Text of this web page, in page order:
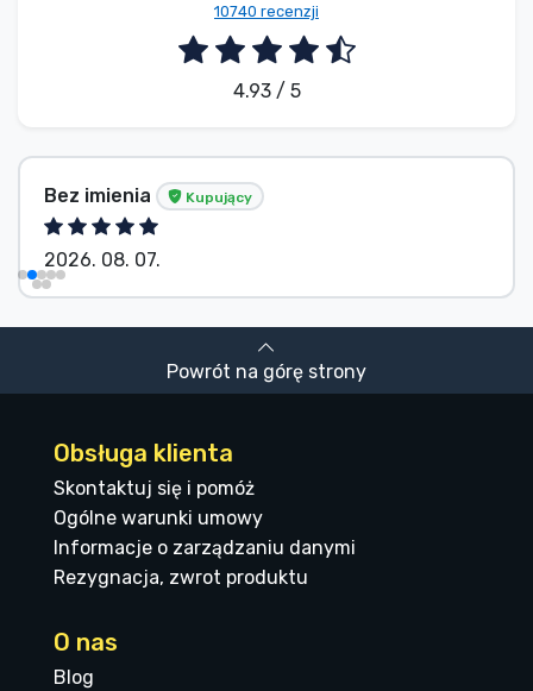
10740 recenzji
4.93 / 5
Bez imienia Kupujący
2026. 08. 07.
Powrót na górę strony
Obsługa klienta
Skontaktuj się i pomóż
Ogólne warunki umowy
Informacje o zarządzaniu danymi
Rezygnacja, zwrot produktu
O nas
Blog